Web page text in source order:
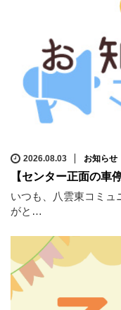
2026.08.03 お知らせ
【センター正面の車
いつも、八雲東コミュ
がと…